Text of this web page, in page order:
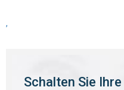
,
Schalten Sie